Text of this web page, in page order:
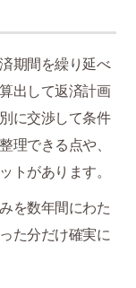
期間を繰り延べ
出して返済計画
に交渉して条件
理できる点や、
トがあります。
を数年間にわた
た分だけ確実に